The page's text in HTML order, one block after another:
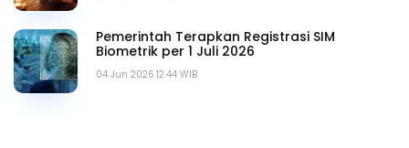
04 Jun 2026 12.44 WIB
Pemerintah Terapkan Registrasi SIM
Biometrik per 1 Juli 2026